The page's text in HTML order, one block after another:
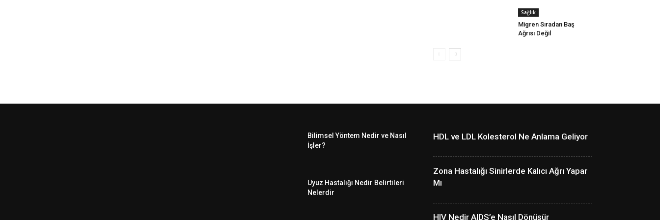
Sağlık
Migren Sıradan Baş
Ağrısı Değil
Bilimsel Yöntem Nedir ve Nasıl
İşler?
Uyuz Hastalığı Nedir Belirtileri
Nelerdir
HDL ve LDL Kolesterol Ne Anlama Geliyor
Zona Hastalığı Sinirlerde Kalıcı Ağrı Yapar
Mı
HIV Nedir AIDS’e Nasıl Dönüşür